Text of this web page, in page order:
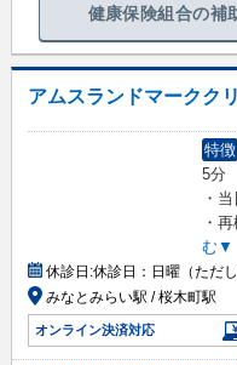
健康保険組合の補
アムスランドマークク
特徴
5分
・
・
む▼
休診日:休診日：日曜（ただ
みなとみらい駅 / 桜木町駅
オンライン決済対応